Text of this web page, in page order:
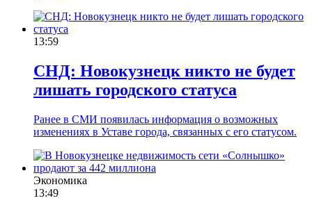
13:59
СНД: Новокузнецк никто не будет
лишать городского статуса
Ранее в СМИ появилась информация о возможных
изменениях в Уставе города, связанных с его статусом.
Экономика
13:49